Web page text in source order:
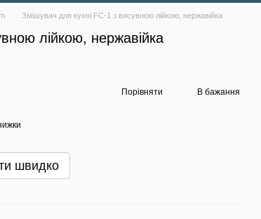
Змішувач для кухні FC-1 з висувною лійкою, нержавійка
лійкою, нержавійка
Порівняти В бажання
швидко